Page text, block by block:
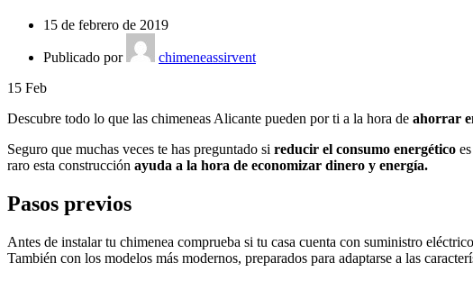
15 de febrero de 2019
Publicado por
chimeneassirvent
15 Feb
Descubre todo lo que las chimeneas Alicante pueden por ti a la hora de ahorrar
Seguro que muchas veces te has preguntado si reducir el consumo energético
raro esta construcción ayuda a la hora de economizar dinero y energía.
Pasos previos
Antes de instalar tu chimenea comprueba si tu casa cuenta con suministro
También con los modelos más modernos, preparados para adaptarse a las